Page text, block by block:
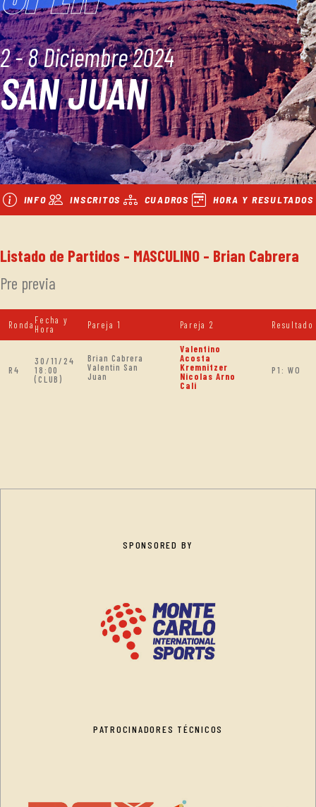
2 - 8 Diciembre 2024
SAN JUAN
INFO INSCRITOS CUADROS HORA Y RESULTADOS
Listado de Partidos - MASCULINO - Brian Cabrera
Pre previa
Ronda Fecha y
Hora
Pareja 1 Pareja 2 Resultado
R4
30/11/24
18:00
(CLUB)
Brian Cabrera
Valentin San
Juan
Valentino
Acosta
Kremnitzer
Nicolas Arno
Cali
P1: WO
SPONSORED BY
PATROCINADORES TÉCNICOS